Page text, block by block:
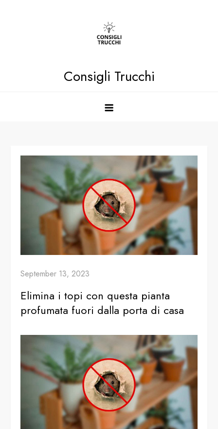
Consigli Trucchi
September 13, 2023
Elimina i topi con questa pianta
profumata fuori dalla porta di casa